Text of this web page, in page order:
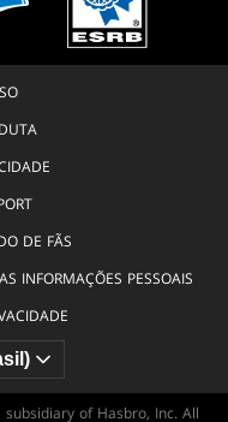
DE FÃS
INFORMAÇÕES PESSOAIS
of Hasbro, Inc. All